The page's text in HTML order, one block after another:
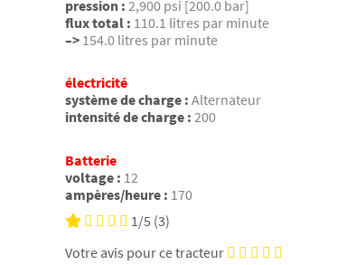
pression : 2,900 psi [200.0 bar]
flux total : 110.1 litres par minute
–> 154.0 litres par minute
électricité
système de charge : Alternateur
intensité de charge : 200
Batterie
voltage : 12
ampères/heure : 170
1/5 (3)
Votre avis pour ce tracteur